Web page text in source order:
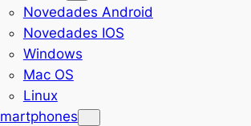
Novedades Android
Novedades IOS
Windows
Mac OS
Linux